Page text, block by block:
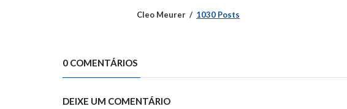
Cleo Meurer 1030 Posts
0 COMENTÁRIOS
DEIXE UM COMENTÁRIO